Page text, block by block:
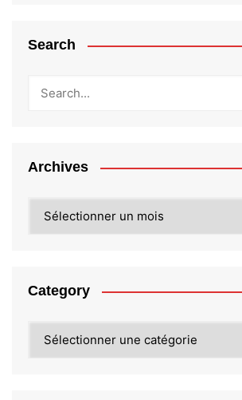
Search
Archives
Category